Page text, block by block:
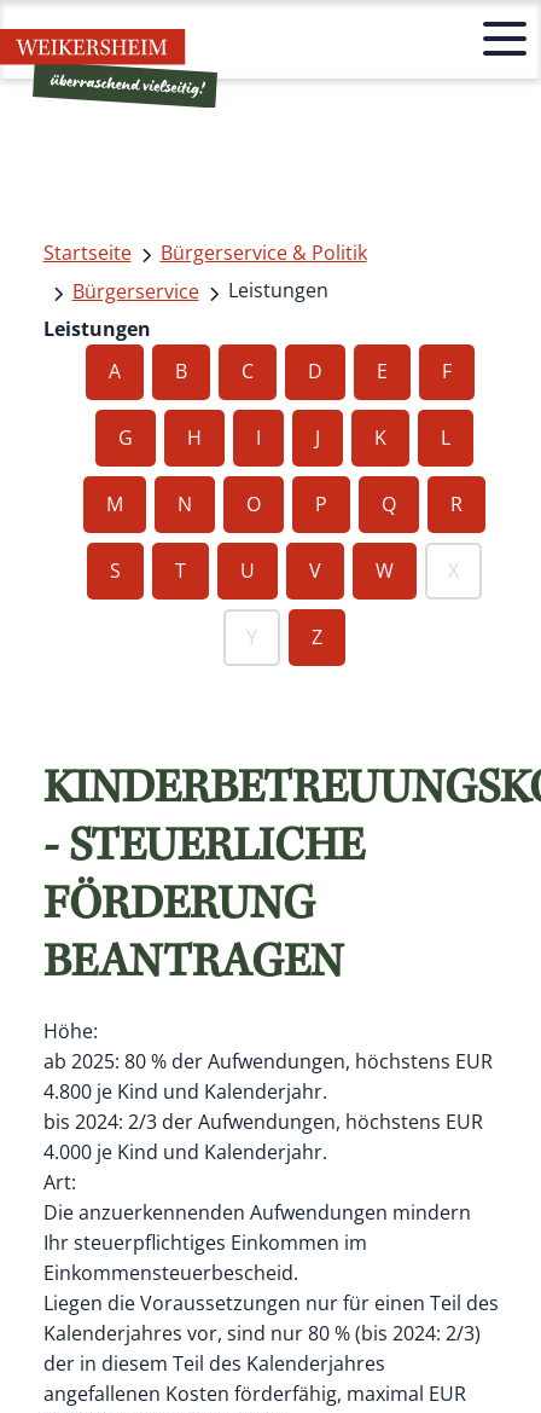
Startseite
Bürgerservice & Politik
Bürgerservice
Leistungen
Leistungen
A
B C D E F
G H I J K L
M N O P Q R
S T U V W X
Y Z
- STEUERLICHE
FÖRDERUNG
BEANTRAGEN
Höhe:
ab 2025: 80 % der Aufwendungen, höchstens EUR
4.800 je Kind und Kalenderjahr.
bis 2024: 2/3 der Aufwendungen, höchstens EUR
4.000 je Kind und Kalenderjahr.
Art:
Die anzuerkennenden Aufwendungen mindern
Ihr steuerpflichtiges Einkommen im
Einkommensteuerbescheid.
Liegen die Voraussetzungen nur für einen Teil des
Kalenderjahres vor, sind nur 80 % (bis 2024: 2/3)
der in diesem Teil des Kalenderjahres
angefallenen Kosten förderfähig, maximal EUR